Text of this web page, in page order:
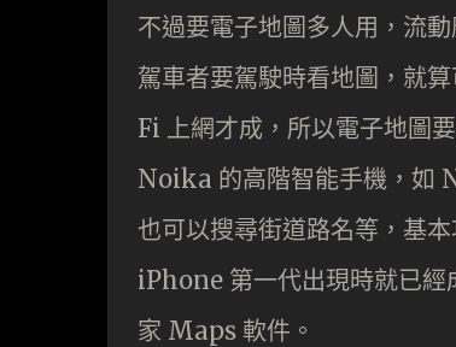
不過要電子地圖多人用，流
駕車者要駕駛時看地圖，就
Fi 上網才成，所以電子地圖
Noika 的高階智能手機，如
也可以搜尋街道路名等，基
iPhone 第一代出現時就已經
家 Maps 軟件。